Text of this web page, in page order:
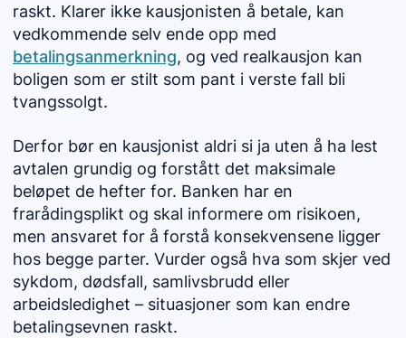
raskt. Klarer ikke kausjonisten å betale, kan
vedkommende selv ende opp med
betalingsanmerkning, og ved realkausjon kan
boligen som er stilt som pant i verste fall bli
tvangssolgt.
Derfor bør en kausjonist aldri si ja uten å ha lest
avtalen grundig og forstått det maksimale
beløpet de hefter for. Banken har en
frarådingsplikt og skal informere om risikoen,
men ansvaret for å forstå konsekvensene ligger
hos begge parter. Vurder også hva som skjer ved
sykdom, dødsfall, samlivsbrudd eller
arbeidsledighet – situasjoner som kan endre
betalingsevnen raskt.